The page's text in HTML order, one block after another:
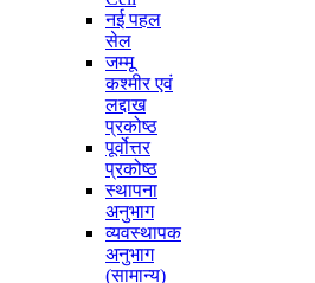
नई पहल
सेल
जम्मू
कश्मीर एवं
लद्दाख
प्रकोष्ठ
पूर्वोत्तर
प्रकोष्ठ
स्थापना
अनुभाग
व्यवस्थापक
अनुभाग
(सामान्य)